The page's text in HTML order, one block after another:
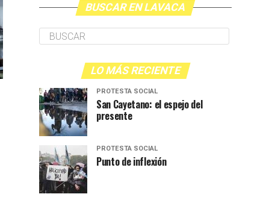
BUSCAR EN LAVACA
LO MÁS RECIENTE
PROTESTA SOCIAL
San Cayetano: el espejo del
presente
PROTESTA SOCIAL
Punto de inflexión